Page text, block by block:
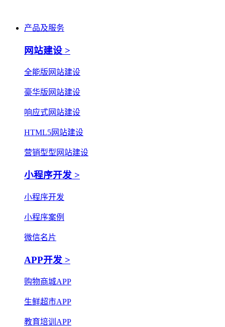
产品及服务
网站建设 >
全能版网站建设
豪华版网站建设
响应式网站建设
HTML5网站建设
营销型型网站建设
小程序开发 >
小程序开发
小程序案例
微信名片
APP开发 >
购物商城APP
生鲜超市APP
教育培训APP